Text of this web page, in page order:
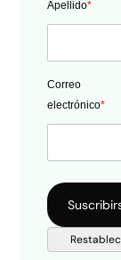
Apellido*
Correo
electrónico*